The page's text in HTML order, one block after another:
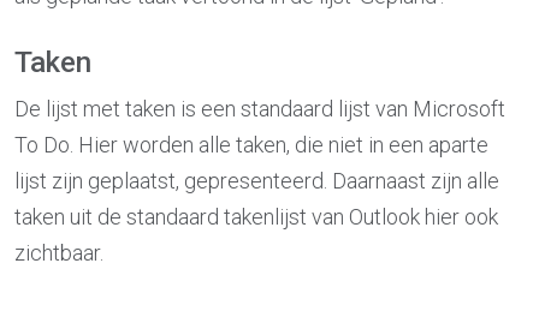
Taken
De lijst met taken is een standaard lijst van Microsoft
To Do. Hier worden alle taken, die niet in een aparte
lijst zijn geplaatst, gepresenteerd. Daarnaast zijn alle
taken uit de standaard takenlijst van Outlook hier ook
zichtbaar.